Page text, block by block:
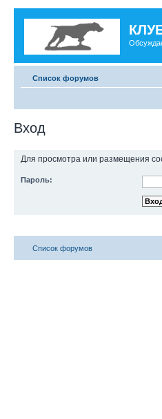
Список форумов
Вход
Для просмотра или размещения
Пароль:
Список форумов